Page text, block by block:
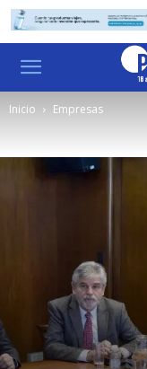
Inicio Empresas